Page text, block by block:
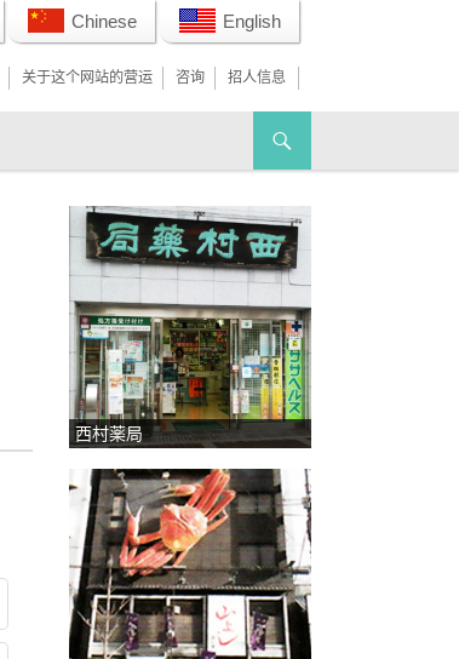
Chinese English
关于这个网站的营运 咨询 招人信息
西村薬局